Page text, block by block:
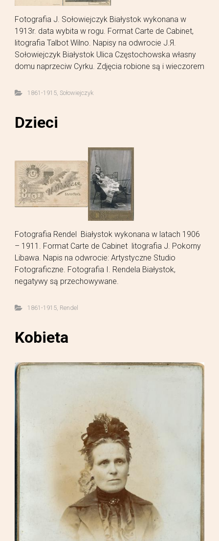
Fotografia J. Sołowiejczyk Białystok wykonana w
1913r. data wybita w rogu. Format Carte de Cabinet,
litografia Talbot Wilno. Napisy na odwrocie J.Я.
Sołowiejczyk Białystok Ulica Częstochowska własny
domu naprzeciw Cyrku. Zdjęcia robione są i wieczorem
1861-1915, Sołowiejczyk
Dzieci
Fotografia Rendel Białystok wykonana w latach 1906
– 1911. Format Carte de Cabinet litografia J. Pokorny
Libawa. Napis na odwrocie: Artystyczne Studio
Fotograficzne. Fotografia I. Rendela Białystok,
negatywy są przechowywane.
1861-1915, Rendel
Kobieta